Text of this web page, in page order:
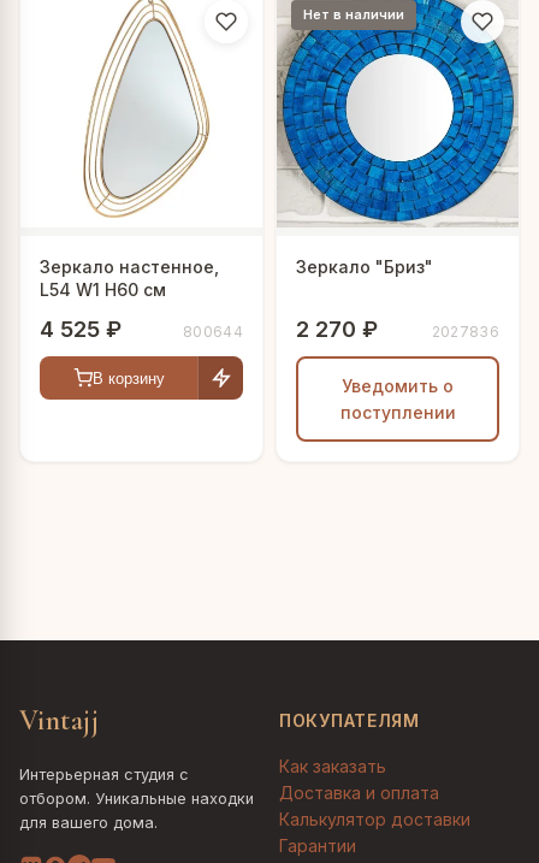
Зеркало настенное,
L54 W1 H60 см
4 525 ₽ 800644
В корзину
Нет в наличии
Зеркало "Бриз"
2 270 ₽ 2027836
Уведомить о
поступлении
Vintajj
Интерьерная студия с
отбором. Уникальные находки
для вашего дома.
ПОКУПАТЕЛЯМ
Как заказать
Доставка и оплата
Калькулятор доставки
Гарантии